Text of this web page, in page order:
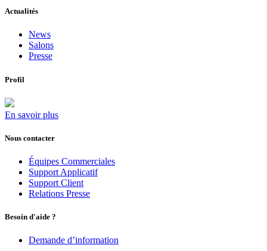
Actualités
News
Salons
Presse
Profil
En savoir plus
Nous contacter
Équipes Commerciales
Support Applicatif
Support Client
Relations Presse
Besoin d'aide ?
Demande d’information